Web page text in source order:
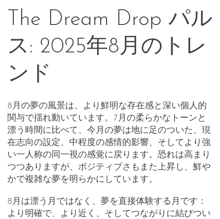
The Dream Drop パル
ス: 2025年8月のトレ
ンド
8月の夢の風景は、より鮮明な存在感と深い個人的
関与で揺れ動いています。7月の柔らかなトーンと
漂う時間に比べて、今月の夢は地に足のついた、 現
在志向の設定 、 中程度の感情的影響、そしてより強
い一人称の同一視の感覚に戻ります。恐れは高まり
つつありますが、ポジティブさもまた上昇し、鮮や
かで複雑な夢を明らかにしています。
8月は漂う月ではなく、夢を直接体験する月です：
より明確で、より近く、そしてつながりに結びつい